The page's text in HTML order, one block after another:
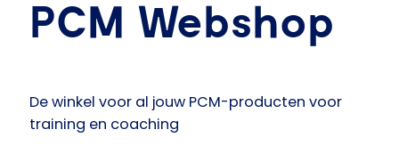
PCM Webshop
De winkel voor al jouw PCM-producten voor
training en coaching